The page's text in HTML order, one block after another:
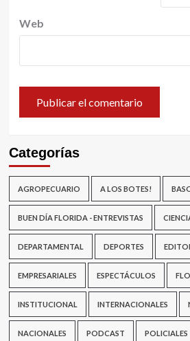
Web
Categorías
AGROPECUARIO A LOS BOTES!
BUEN DÍA FLORIDA - ENTREVISTAS
DEPARTAMENTAL DEPORTES
EMPRESARIALES ESPECTÁCULOS
INSTITUCIONAL INTERNACIONALES
NACIONALES PODCAST POLICIALES